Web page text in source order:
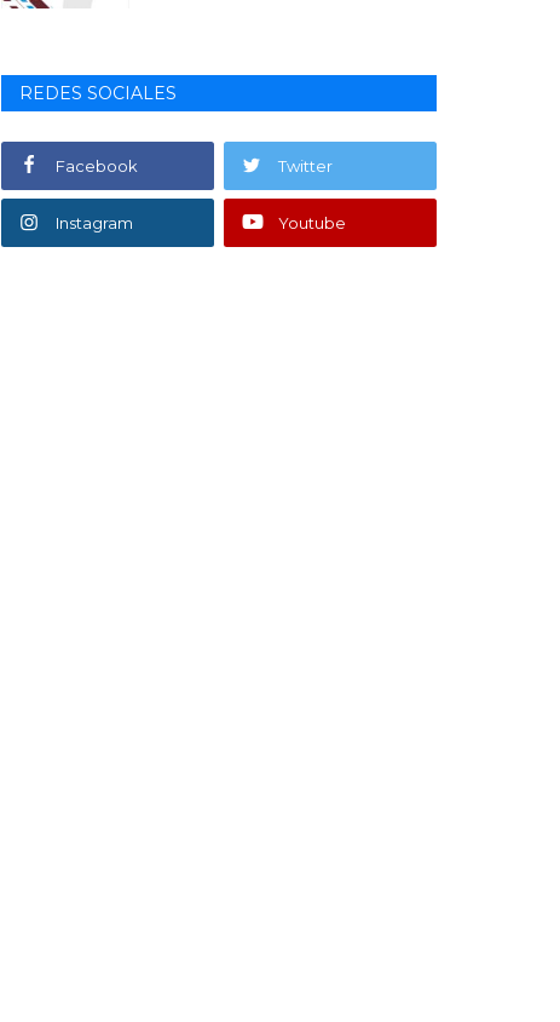
REDES SOCIALES
Facebook Twitter
Instagram Youtube